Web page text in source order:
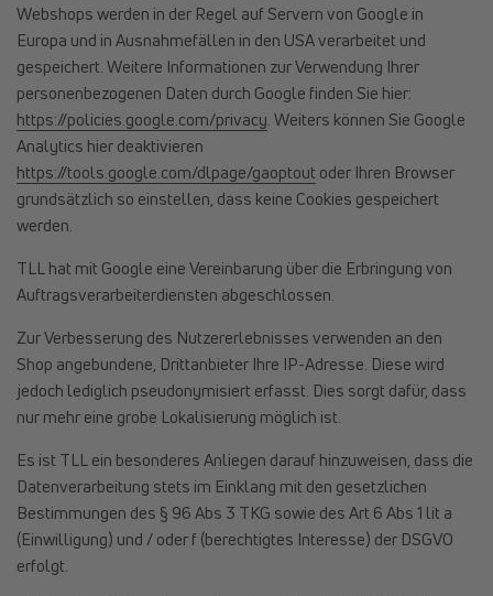
Webshops werden in der Regel auf Servern von Google in
Europa und in Ausnahmefällen in den USA verarbeitet und
gespeichert. Weitere Informationen zur Verwendung Ihrer
personenbezogenen Daten durch Google finden Sie hier:
https://policies.google.com/privacy. Weiters können Sie Google
Analytics hier deaktivieren
https://tools.google.com/dlpage/gaoptout oder Ihren Browser
grundsätzlich so einstellen, dass keine Cookies gespeichert
werden.
TLL hat mit Google eine Vereinbarung über die Erbringung von
Auftragsverarbeiterdiensten abgeschlossen.
Zur Verbesserung des Nutzererlebnisses verwenden an den
Shop angebundene, Drittanbieter Ihre IP-Adresse. Diese wird
jedoch lediglich pseudonymisiert erfasst. Dies sorgt dafür, dass
nur mehr eine grobe Lokalisierung möglich ist.
Es ist TLL ein besonderes Anliegen darauf hinzuweisen, dass die
Datenverarbeitung stets im Einklang mit den gesetzlichen
Bestimmungen des § 96 Abs 3 TKG sowie des Art 6 Abs 1 lit a
(Einwilligung) und / oder f (berechtigtes Interesse) der DSGVO
erfolgt.